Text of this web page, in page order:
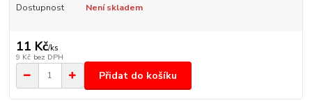
Dostupnost Není skladem
11 Kč/ks
9 Kč bez DPH
Přidat do košíku